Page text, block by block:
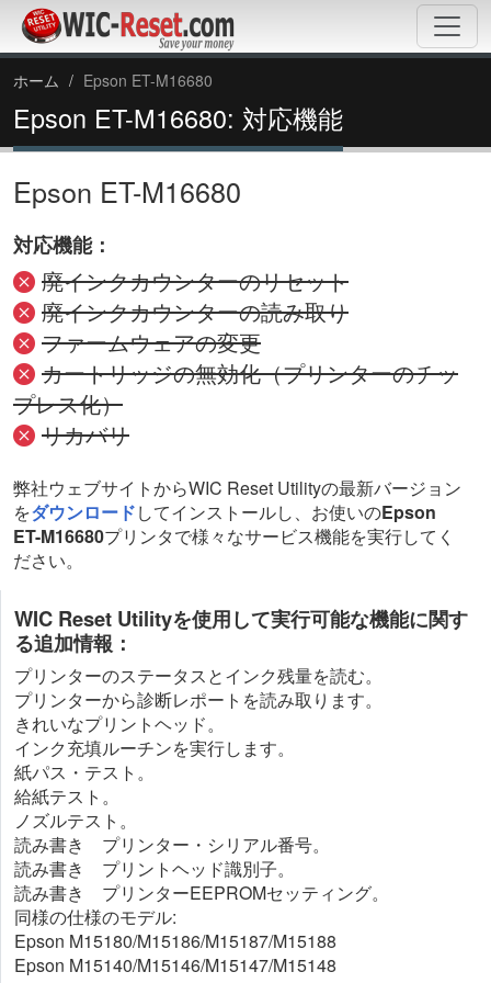
ホーム Epson ET-M16680
Epson ET-M16680: 対応機能
Epson ET-M16680
対応機能：
廃インクカウンターのリセット
廃インクカウンターの読み取り
ファームウェアの変更
カートリッジの無効化（プリンターのチッ
プレス化）
リカバリ
弊社ウェブサイトからWIC Reset Utilityの最新バージョン
をダウンロードしてインストールし、お使いのEpson
ET-M16680プリンタで様々なサービス機能を実行してく
ださい。
WIC Reset Utilityを使用して実行可能な機能に関す
る追加情報：
プリンターのステータスとインク残量を読む。
プリンターから診断レポートを読み取ります。
きれいなプリントヘッド。
インク充填ルーチンを実行します。
紙パス・テスト。
給紙テスト。
ノズルテスト。
読み書き プリンター・シリアル番号。
読み書き プリントヘッド識別子。
読み書き プリンターEEPROMセッティング。
同様の仕様のモデル:
Epson M15180/M15186/M15187/M15188
Epson M15140/M15146/M15147/M15148